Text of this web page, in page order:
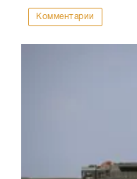
Комментарии